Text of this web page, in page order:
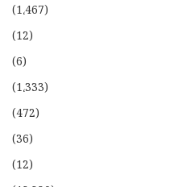
(1،467)
(12)
(6)
(1،333)
(472)
(36)
(12)